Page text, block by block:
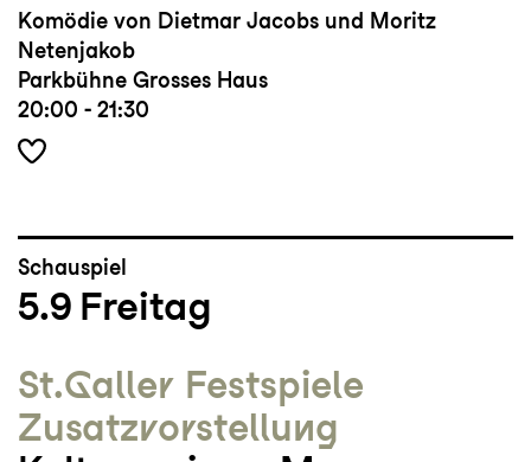
Komödie von Dietmar Jacobs und Moritz
Netenjakob
Parkbühne Grosses Haus
20:00 - 21:30
Schauspiel
5.9 Freitag
St.Galler Festspiele
Zusatz­vorstellung